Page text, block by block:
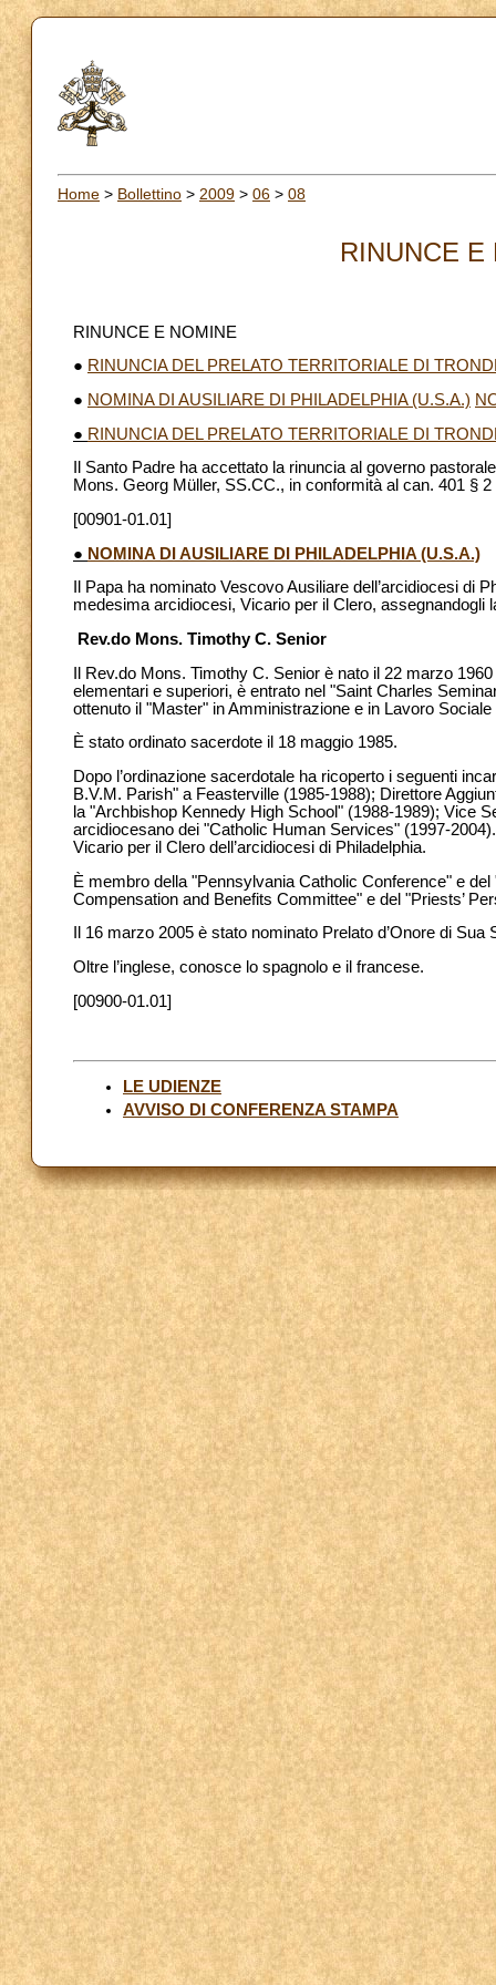
Home > Bollettino > 2009 > 06 > 08
RINUNCE E
RINUNCE E NOMINE
● RINUNCIA DEL PRELATO TERRITORIALE DI
● NOMINA DI AUSILIARE DI PHILADELPHIA (U.S.A.)
● RINUNCIA DEL PRELATO TERRITORIALE DI
Il Santo Padre ha accettato la rinuncia al governo
Mons. Georg Müller, SS.CC., in conformità al can. 401 §
[00901-01.01]
● NOMINA DI AUSILIARE DI PHILADELPHIA (U.S.A.)
Il Papa ha nominato Vescovo Ausiliare dell’arcidiocesi di
medesima arcidiocesi, Vicario per il Clero, assegnandogli
Rev.do Mons. Timothy C. Senior
Il Rev.do Mons. Timothy C. Senior è nato il 22 marzo
elementari e superiori, è entrato nel "Saint Charles
ottenuto il "Master" in Amministrazione e in Lavoro
È stato ordinato sacerdote il 18 maggio 1985.
Dopo l’ordinazione sacerdotale ha ricoperto i seguenti
B.V.M. Parish" a Feasterville (1985-1988); Direttore
la "Archbishop Kennedy High School" (1988-1989); Vice
arcidiocesano dei "Catholic Human Services" (1997-
Vicario per il Clero dell’arcidiocesi di Philadelphia.
È membro della "Pennsylvania Catholic Conference" e
Compensation and Benefits Committee" e del "Priests’
Il 16 marzo 2005 è stato nominato Prelato d’Onore di Sua
Oltre l’inglese, conosce lo spagnolo e il francese.
[00900-01.01]
LE UDIENZE
AVVISO DI CONFERENZA STAMPA